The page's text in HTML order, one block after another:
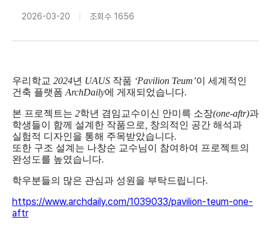
2026-03-20 조회수 1656
우리학교 2024년 UAUS 작품 ‘Pavilion Teum’이 세계적인
건축 플랫폼 ArchDaily에 게재되었습니다.
본 프로젝트는 2학년 겸임교수이신 안미륵 소장(one-aftr)과
학생들이 함께 설계한 작품으로
창의적인 공간 해석과
실험적 디자인을 통해 주목받았습니다.
또한 구조 설계는 나창순 교수님이 참여하여 프로젝트의
완성도를 높였습니다.
학우분들의 많은 관심과 성원을 부탁드립니다.
https://www.archdaily.com/1039033/pavilion-teum-one-
aftr